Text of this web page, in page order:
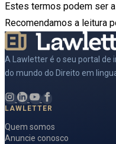
Estes termos podem ser
Recomendamos a leitura
A Lawletter é o seu portal de
do mundo do Direito em
LAWLETTER
Quem somos
Anuncie conosco